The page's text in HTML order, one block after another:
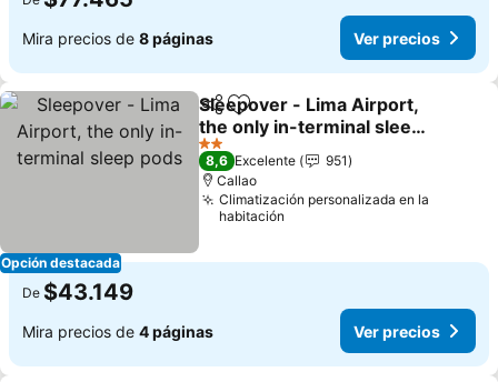
Mira precios de 8 páginas Ver precios
Opción destacada
CompartirAgregar a favoritos
Sleepover - Lima Airport,
the only in-terminal sleep
pods
2 Estrellas
8,6 Excelente
951
Callao
Climatización personalizada en la
habitación
De $43.149
Mira precios de 4 páginas Ver precios